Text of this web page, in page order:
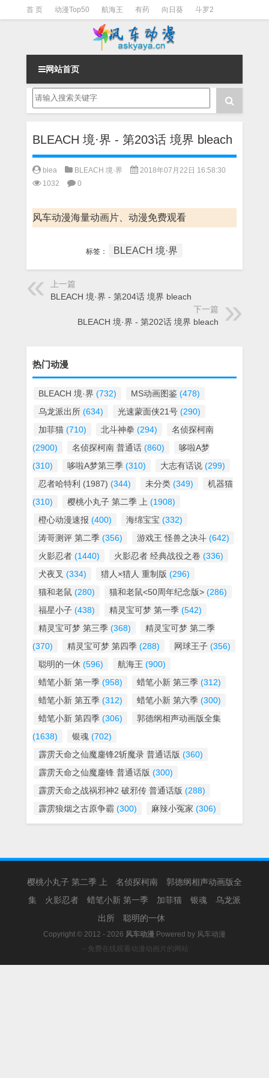
首 页 动漫Top50 航海王 有药 向日葵 斗罗2
一拳超人 柯南 阴阳师
网站首页
BLEACH 境·界 - 第203话 境界 bleach
blea BLEACH 境·界
2018年07月22日 16:58:30
1032
0
风车动漫海量动画片、动漫免费观看
标签： BLEACH 境·界
上一篇
BLEACH 境·界 - 第204话 境界 bleach
下一篇
BLEACH 境·界 - 第202话 境界 bleach
热门动漫
BLEACH 境·界 (732) MS动画图鉴 (478)
乌龙派出所 (634) 光速蒙面侠21号 (290)
加菲猫 (710) 北斗神拳 (294)
名侦探柯南
(2900)
名侦探柯南 普通话 (860)
哆啦A梦
(310)
哆啦A梦第三季 (310) 大志有话说 (299)
忍者哈特利 (1987) (344) 未分类 (349)
机器猫
(310)
樱桃小丸子 第二季 上 (1908)
橙心动漫速报 (400) 海绵宝宝 (332)
涛哥测评 第二季 (356) 游戏王 怪兽之决斗 (642)
火影忍者 (1440) 火影忍者 经典战役之卷 (336)
犬夜叉 (334) 猎人×猎人 重制版 (296)
猫和老鼠 (280) 猫和老鼠<50周年纪念版> (286)
福星小子 (438) 精灵宝可梦 第一季 (542)
精灵宝可梦 第三季 (368)
精灵宝可梦 第二季
(370)
精灵宝可梦 第四季 (288) 网球王子 (356)
聪明的一休 (596) 航海王 (900)
蜡笔小新 第一季 (958) 蜡笔小新 第三季 (312)
蜡笔小新 第五季 (312) 蜡笔小新 第六季 (300)
蜡笔小新 第四季 (306)
郭德纲相声动画版全集
(1638)
银魂 (702)
霹雳天命之仙魔鏖锋2斩魔录 普通话版 (360)
霹雳天命之仙魔鏖锋 普通话版 (300)
霹雳天命之战祸邪神2 破邪传 普通话版 (288)
霹雳狼烟之古原争霸 (300) 麻辣小冤家 (306)
樱桃小丸子 第二季 上 名侦探柯南
郭德纲相声动画版全
集
火影忍者 蜡笔小新 第一季 加菲猫 银魂
乌龙派
出所
聪明的一休
Copyright © 2012 - 2026 风车动漫 Powered by 风车动漫
－免费在线观看动漫动画片的网站